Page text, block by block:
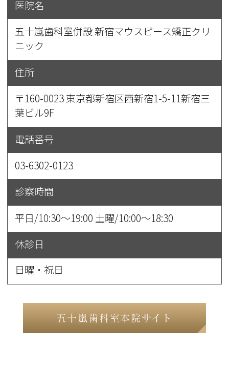
医院名
五十嵐歯科室併設 新宿マウスピース矯正クリ
ニック
住所
〒160-0023 東京都新宿区西新宿1-5-11新宿三
葉ビル9F
電話番号
03-6302-0123
診察時間
平日/10:30～19:00 土曜/10:00～18:30
休診日
日曜・祝日
五十嵐歯科室本院サイト